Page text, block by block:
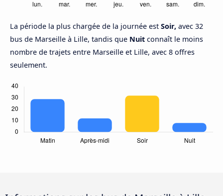
La période la plus chargée de la journée est Soir, avec 32
bus de Marseille à Lille, tandis que Nuit connaît le moins
nombre de trajets entre Marseille et Lille, avec 8 offres
seulement.